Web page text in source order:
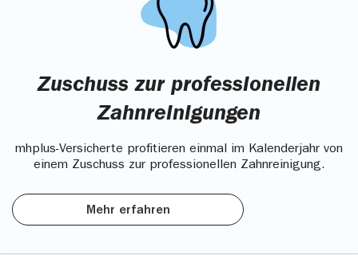
Zuschuss zur professionellen
Zahnreinigungen
mhplus-Versicherte profitieren einmal im Kalenderjahr von
einem Zuschuss zur professionellen Zahnreinigung.
Mehr erfahren